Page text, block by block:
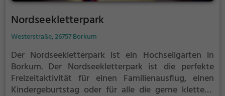
Nordseekletterpark
Westerstraße, 26757 Borkum
Der Nordseekletterpark ist ein Hochseilgarten in
Borkum. Der Nordseekletterpark ist die perfekte
Freizeitaktivität für einen Familienausflug, einen
Kindergeburtstag oder für alle die gerne klettern.